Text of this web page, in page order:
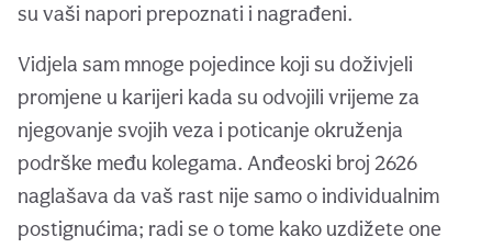
su vaši napori prepoznati i nagrađeni.
Vidjela sam mnoge pojedince koji su doživjeli
promjene u karijeri kada su odvojili vrijeme za
njegovanje svojih veza i poticanje okruženja
podrške među kolegama. Anđeoski broj 2626
naglašava da vaš rast nije samo o individualnim
postignućima; radi se o tome kako uzdižete one